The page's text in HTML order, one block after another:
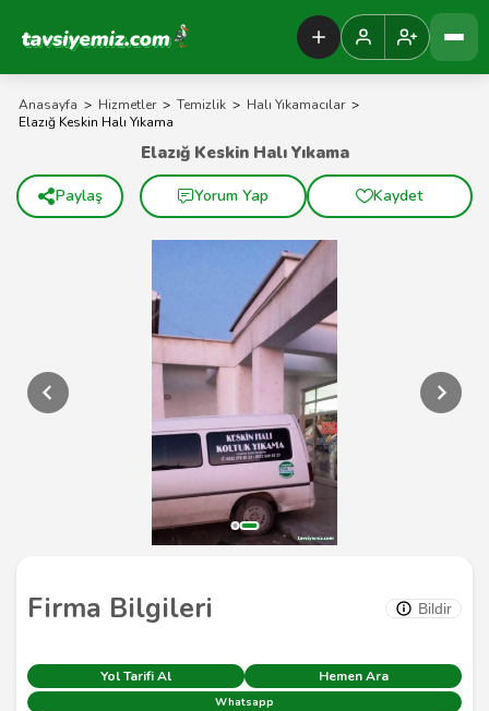
Tavsiyemiz Anasayfa
Anasayfa > Hizmetler > Temizlik > Halı Yıkamacılar >
Elazığ Keskin Halı Yıkama
Firma Bilgileri Bildir
Yol Tarifi Al Hemen Ara
Whatsapp
Elazığ Keskin Halı Yıkama
Paylaş Yorum Yap Kaydet